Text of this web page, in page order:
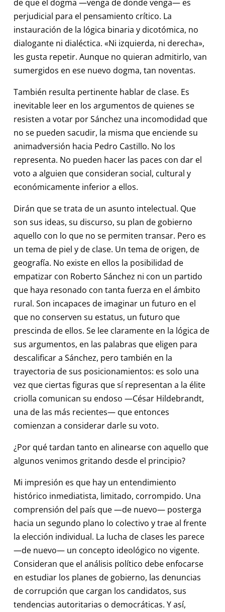
de que el dogma —venga de donde venga— es
perjudicial para el pensamiento crítico. La
instauración de la lógica binaria y dicotómica, no
dialogante ni dialéctica. «Ni izquierda, ni derecha»,
les gusta repetir. Aunque no quieran admitirlo, van
sumergidos en ese nuevo dogma, tan noventas.
También resulta pertinente hablar de clase. Es
inevitable leer en los argumentos de quienes se
resisten a votar por Sánchez una incomodidad que
no se pueden sacudir, la misma que enciende su
animadversión hacia Pedro Castillo. No los
representa. No pueden hacer las paces con dar el
voto a alguien que consideran social, cultural y
económicamente inferior a ellos.
Dirán que se trata de un asunto intelectual. Que
son sus ideas, su discurso, su plan de gobierno
aquello con lo que no se permiten transar. Pero es
un tema de piel y de clase. Un tema de origen, de
geografía. No existe en ellos la posibilidad de
empatizar con Roberto Sánchez ni con un partido
que haya resonado con tanta fuerza en el ámbito
rural. Son incapaces de imaginar un futuro en el
que no conserven su estatus, un futuro que
prescinda de ellos. Se lee claramente en la lógica de
sus argumentos, en las palabras que eligen para
descalificar a Sánchez, pero también en la
trayectoria de sus posicionamientos: es solo una
vez que ciertas figuras que sí representan a la élite
criolla comunican su endoso —César Hildebrandt,
una de las más recientes— que entonces
comienzan a considerar darle su voto.
¿Por qué tardan tanto en alinearse con aquello que
algunos venimos gritando desde el principio?
Mi impresión es que hay un entendimiento
histórico inmediatista, limitado, corrompido. Una
comprensión del país que —de nuevo— posterga
hacia un segundo plano lo colectivo y trae al frente
la elección individual. La lucha de clases les parece
—de nuevo— un concepto ideológico no vigente.
Consideran que el análisis político debe enfocarse
en estudiar los planes de gobierno, las denuncias
de corrupción que cargan los candidatos, sus
tendencias autoritarias o democráticas. Y así,